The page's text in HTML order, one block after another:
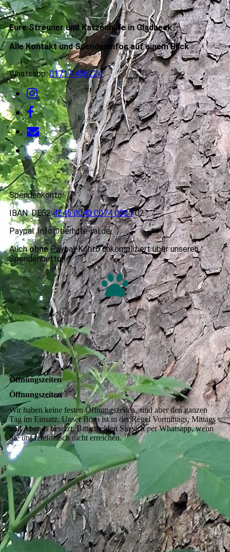
Eure Streuner und Katzenhilfe in Gladbeck
Alle Kontakt und Spendeninfos auf einem Blick
Whatsapp:0171 9456224
Spendenkonto:
IBAN: DE524245 0040 0074 002502
Paypal: Info@tierhilfe-ral.de
AuchohnePaypal-Konto unkompliziert über unseren
Spendenbutton
Öffnungszeiten
Öffnungszeiten
Wir haben keine festen Öffnungszeiten, sind aber den ganzen
Tag im Einsatz. Unser Büro ist in der Regel Vormittags, Mittags
und Abends besetzt. Bitte melden Sie sich per Whatsapp, wenn
Sie uns telefonisch nicht erreichen.